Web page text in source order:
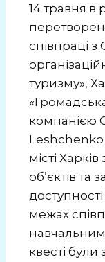
14 травня в
співпраці з
туризму»,
компанією
Leshchenko
місті
об’єктів та
межах
квесті були